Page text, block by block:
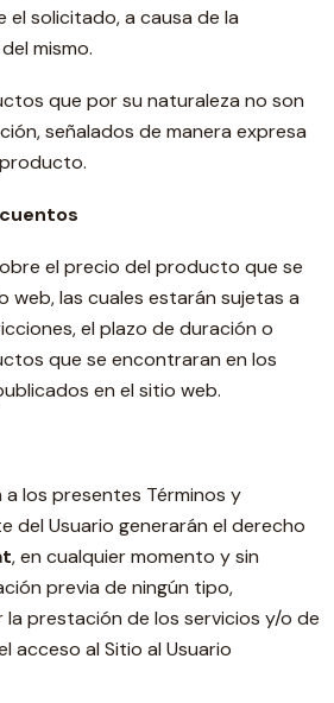
el solicitado, a causa de la
mismo.
que por su naturaleza no son
señalados de manera expresa
el precio del producto que se
web, las cuales estarán sujetas a
el plazo de duración o
que se encontraran en los
en el sitio web.
los presentes Términos y
del Usuario generarán el derecho
, en cualquier momento y sin
previa de ningún tipo,
prestación de los servicios y/o de
acceso al Sitio al Usuario